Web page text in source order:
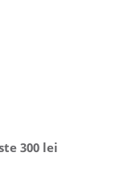
300 lei